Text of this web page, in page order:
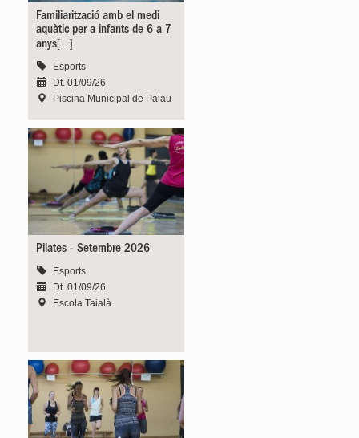
Familiarització amb el medi
aquàtic per a infants de 6 a 7
anys[...]
Esports
Dt. 01/09/26
Piscina Municipal de Palau
Pilates - Setembre 2026
Esports
Dt. 01/09/26
Escola Taialà